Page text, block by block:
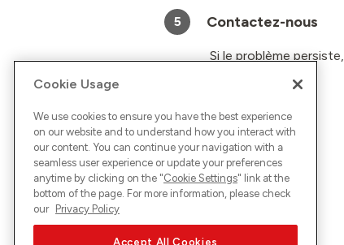
5 Contactez-nous
Si le problème persiste,
Cookie Usage
We use cookies to ensure you have the best experience
on our website and to understand how you interact with
our content. You can continue your navigation with a
seamless user experience or update your preferences
anytime by clicking on the "Cookie Settings" link at the
bottom of the page. For more information, please check
our Privacy Policy
Accept All Cookies